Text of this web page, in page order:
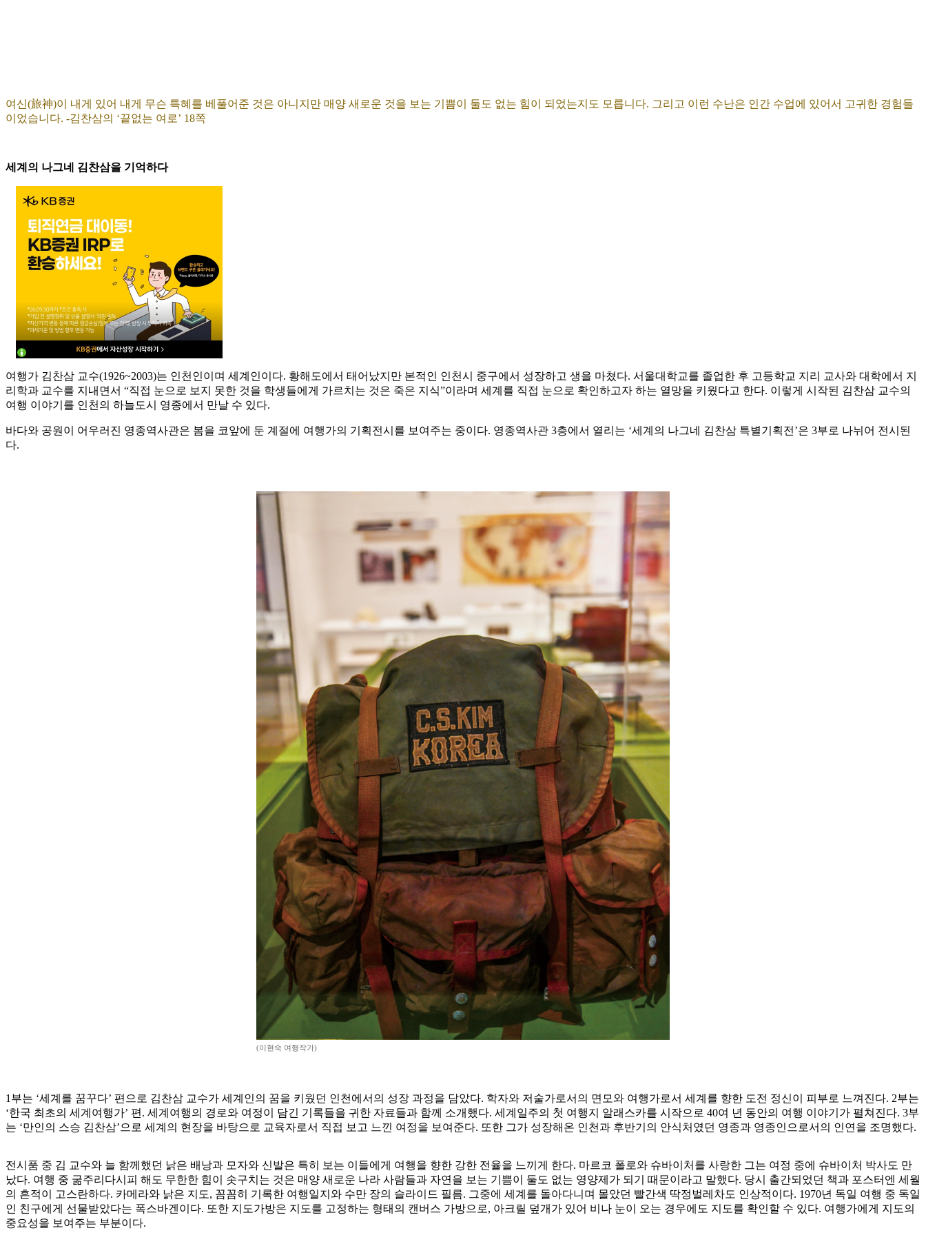
여신(旅神)이 내게 있어 내게 무슨 특혜를 베풀어준 것은 아니지만 매양 새로운 것을 보는 기쁨이 둘도 없는 힘이 되었는지도 모릅니다. 그리고 이런 수난은 인간 수업에 있어서 고귀한 경험들
이었습니다. -김찬삼의 ‘끝없는 여로’ 18쪽
세계의 나그네 김찬삼을 기억하다
여행가 김찬삼 교수(1926~2003)는 인천인이며 세계인이다. 황해도에서 태어났지만 본적인 인천시 중구에서 성장하고 생을 마쳤다. 서울대학교를 졸업한 후 고등학교 지리 교사와 대학에서 지
리학과 교수를 지내면서 “직접 눈으로 보지 못한 것을 학생들에게 가르치는 것은 죽은 지식”이라며 세계를 직접 눈으로 확인하고자 하는 열망을 키웠다고 한다. 이렇게 시작된 김찬삼 교수의
여행 이야기를 인천의 하늘도시 영종에서 만날 수 있다.
바다와 공원이 어우러진 영종역사관은 봄을 코앞에 둔 계절에 여행가의 기획전시를 보여주는 중이다. 영종역사관 3층에서 열리는 ‘세계의 나그네 김찬삼 특별기획전’은 3부로 나뉘어 전시된
다.
(이현숙 여행작가)
1부는 ‘세계를 꿈꾸다’ 편으로 김찬삼 교수가 세계인의 꿈을 키웠던 인천에서의 성장 과정을 담았다. 학자와 저술가로서의 면모와 여행가로서 세계를 향한 도전 정신이 피부로 느껴진다. 2부는
‘한국 최초의 세계여행가’ 편. 세계여행의 경로와 여정이 담긴 기록들을 귀한 자료들과 함께 소개했다. 세계일주의 첫 여행지 알래스카를 시작으로 40여 년 동안의 여행 이야기가 펼쳐진다. 3부
는 ‘만인의 스승 김찬삼’으로 세계의 현장을 바탕으로 교육자로서 직접 보고 느낀 여정을 보여준다. 또한 그가 성장해온 인천과 후반기의 안식처였던 영종과 영종인으로서의 인연을 조명했다.
전시품 중 김 교수와 늘 함께했던 낡은 배낭과 모자와 신발은 특히 보는 이들에게 여행을 향한 강한 전율을 느끼게 한다. 마르코 폴로와 슈바이처를 사랑한 그는 여정 중에 슈바이처 박사도 만
났다. 여행 중 굶주리다시피 해도 무한한 힘이 솟구치는 것은 매양 새로운 나라 사람들과 자연을 보는 기쁨이 둘도 없는 영양제가 되기 때문이라고 말했다. 당시 출간되었던 책과 포스터엔 세월
의 흔적이 고스란하다. 카메라와 낡은 지도, 꼼꼼히 기록한 여행일지와 수만 장의 슬라이드 필름. 그중에 세계를 돌아다니며 몰았던 빨간색 딱정벌레차도 인상적이다. 1970년 독일 여행 중 독일
인 친구에게 선물받았다는 폭스바겐이다. 또한 지도가방은 지도를 고정하는 형태의 캔버스 가방으로, 아크릴 덮개가 있어 비나 눈이 오는 경우에도 지도를 확인할 수 있다. 여행가에게 지도의
중요성을 보여주는 부분이다.